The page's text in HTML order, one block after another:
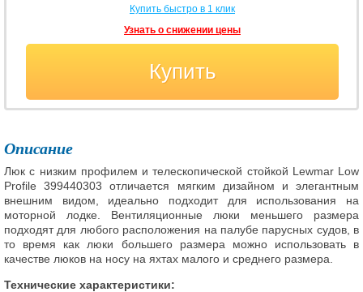
Купить быстро в 1 клик
Узнать о снижении цены
Купить
Описание
Люк с низким профилем и телескопической стойкой Lewmar Low
Profile 399440303 отличается мягким дизайном и элегантным
внешним видом, идеально подходит для использования на
моторной лодке. Вентиляционные люки меньшего размера
подходят для любого расположения на палубе парусных судов, в
то время как люки большего размера можно использовать в
качестве люков на носу на яхтах малого и среднего размера.
Технические характеристики: